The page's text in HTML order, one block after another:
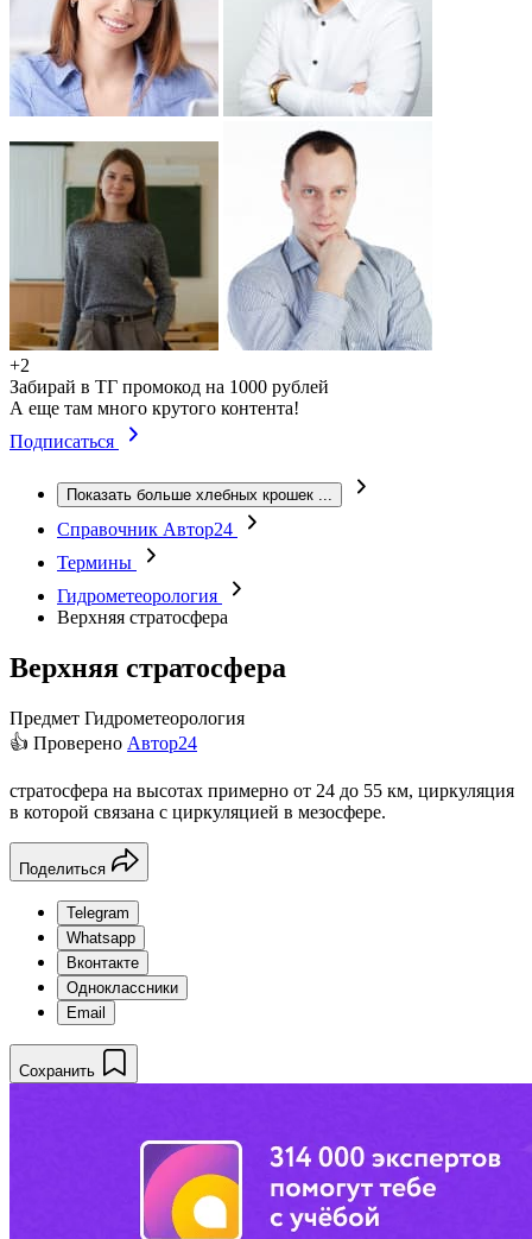
+2
Забирай в ТГ промокод на 1000 рублей
А еще там много крутого контента!
Подписаться
Показать больше хлебных крошек ...
Справочник Автор24
Термины
Гидрометеорология
Верхняя стратосфера
Верхняя стратосфера
Предмет Гидрометеорология
👍 Проверено Автор24
стратосфера на высотах примерно от 24 до 55 км, циркуляция
в которой связана с циркуляцией в мезосфере.
Поделиться
Telegram
Whatsapp
Вконтакте
Одноклассники
Email
Сохранить